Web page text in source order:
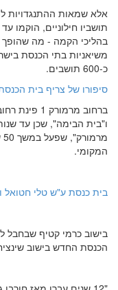
אלא שמאות ההתנגדויות
בהליכי הקמה - מה
משיאניות בתי הכנסת
כ-600 תושבים.
סיפורו של צריף בית
ברחוב
המקומי.
בית כנסת ע"ש טלי חטואל
בישוב כרמי קטיף שבחבל
הכנסת החדש בישוב